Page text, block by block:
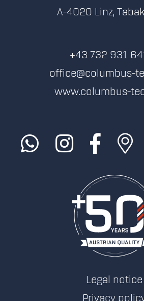
A-4020 Linz,
+43 732 931
office@columbus-
www.columbus-
Legal notice
Privacy